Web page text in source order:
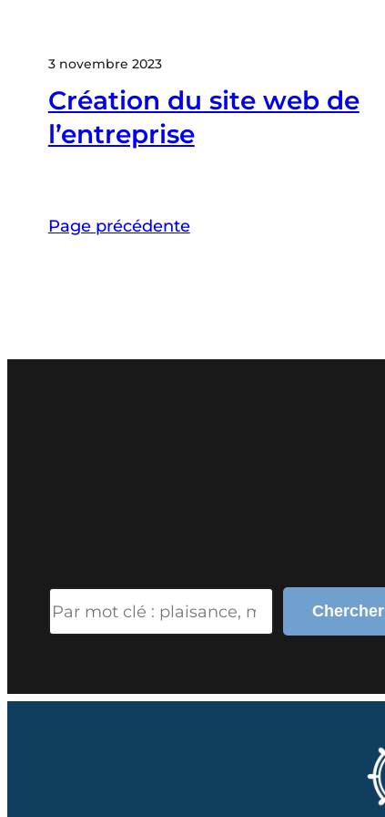
3 novembre 2023
Création du site web de
l’entreprise
Page précédente
Search Chercher